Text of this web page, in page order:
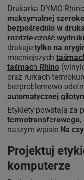
Drukarka DYMO
maksymalnej
bezpośrednio w
rozdzielczość
drukuje tylko na
mocniejszych
taśmach Rhino
oraz rurkach
bezproblemowo
automatycznej
Etykiety powstają za
termotransferowego,
naszym wpisie Na
Projektuj
komputerze